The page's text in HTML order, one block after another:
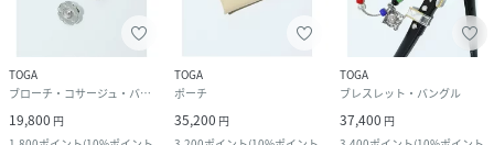
TOGA
ブローチ・コサージュ・バッジ
19,800 円
TOGA
ポーチ
35,200 円
TOGA
ブレスレット・バングル
37,400 円